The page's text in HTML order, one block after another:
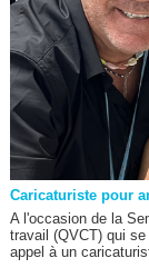
Caricaturiste pour
A l'occasion de la
travail (QVCT) qui
appel à un